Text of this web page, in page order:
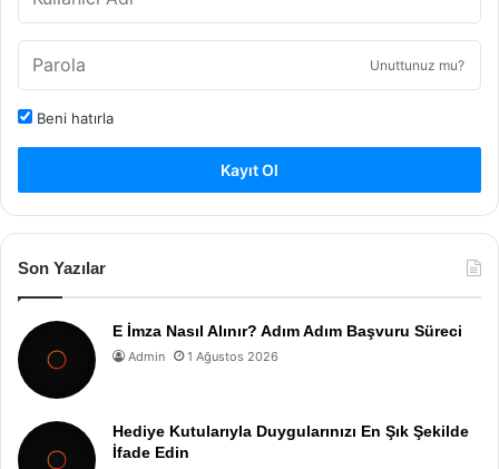
Unuttunuz mu?
Beni hatırla
Kayıt Ol
Son Yazılar
E İmza Nasıl Alınır? Adım Adım Başvuru Süreci
Admin 1 Ağustos 2026
Hediye Kutularıyla Duygularınızı En Şık Şekilde
İfade Edin